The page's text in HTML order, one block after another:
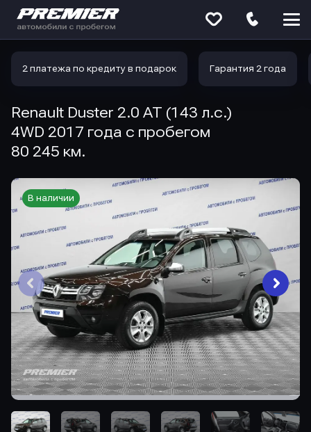
2 платежа по кредиту в подарок Гарантия 2 года
Renault Duster 2.0 AT (143 л.с.)
4WD 2017 года с пробегом
80 245 км.
В наличии